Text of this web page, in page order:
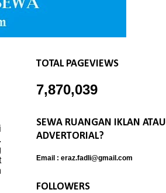
TOTAL PAGEVIEWS
7,870,039
SEWA RUANGAN IKLAN ATAU
ADVERTORIAL?
Email : eraz.fadli@gmail.com
FOLLOWERS